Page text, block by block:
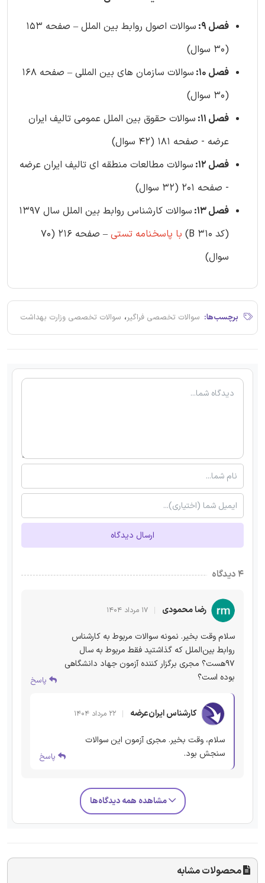
فصل 9:
سوالات اصول روابط بین الملل – صفحه 153
(30 سوال)
فصل 10:
سوالات سازمان های بین المللی – صفحه 168
(30 سوال)
فصل 11:
سوالات حقوق بین الملل عمومی تالیف ایران
عرضه - صفحه 181 (42 سوال)
فصل 12:
سوالات مطالعات منطقه ای تالیف ایران عرضه
- صفحه 201 (32 سوال)
فصل 13:
سوالات کارشناس روابط بین الملل سال 1397
(کد B 310)
با پاسخنامه تستی
– صفحه 216 (70
سوال)
برچسب‌ها: سوالات تخصصی فراگیر، سوالات تخصصی وزارت بهداشت
ارسال دیدگاه
۴ دیدگاه
رضا محمودی ۱۷ مرداد ۱۴۰۴
سلام وقت بخیر. نمونه سوالات مربوط به کارشناس
روابط بین‌الملل که گذاشتید فقط مربوط به سال
۹۷هست؟ مجری برگزار کننده آزمون جهاد دانشگاهی
بوده است؟
پاسخ
کارشناس ایران‌عرضه ۲۲ مرداد ۱۴۰۴
سلام، وقت بخیر. مجری آزمون این سوالات
سنجش بود.
پاسخ
مشاهده همه دیدگاه‌ها
محصولات مشابه